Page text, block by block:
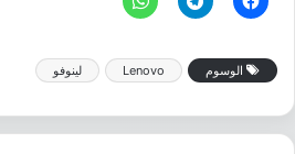
الوسوم Lenovo لينوفو